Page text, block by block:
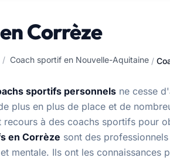
Corrèze
/ Coach sportif en Nouvelle-Aquitaine /
sportifs personnels ne cesse
plus en plus de place et de
à des coachs sportifs pour
en Corrèze sont des
mentale. Ils ont les connaissances